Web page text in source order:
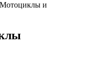
Мотоциклы и